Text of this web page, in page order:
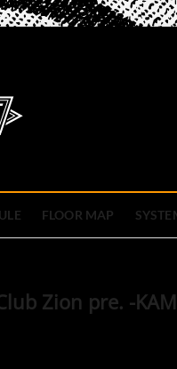
FLOOR MAP
Zion pre. -